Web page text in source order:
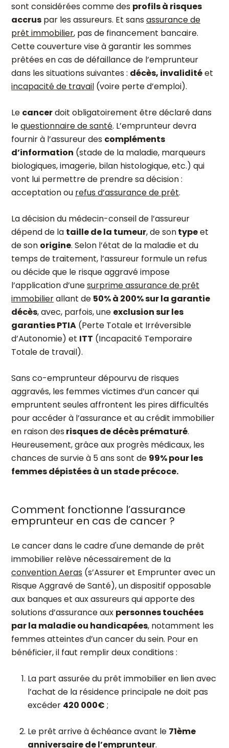
sont considérées comme des profils à risques
accrus par les assureurs. Et sansassurance de
prêt immobilier, pas de financement bancaire.
Cette couverture vise à garantir les sommes
prêtées en cas de défaillance de l’emprunteur
dans les situations suivantes : décès, invaliditéet
incapacité de travail (voire perte d’emploi).
Le cancerdoit obligatoirement être déclaré dans
lequestionnaire de santé. L’emprunteur devra
fournir à l’assureur des compléments
d’information (stade de la maladie, marqueurs
biologiques, imagerie, bilan histologique, etc.) qui
vont lui permettre de prendre sa décision :
acceptation ou refus d’assurance de prêt.
La décision du médecin-conseil de l’assureur
dépend de la taille de la tumeur, de sontypeet
de son origine. Selon l’état de la maladie et du
temps de traitement, l’assureur formule un refus
ou décide que le risque aggravé impose
l’application d’unesurprime assurance de prêt
immobilierallant de 50% à 200% sur la garantie
décès, avec, parfois, une exclusion sur les
garanties PTIA (Perte Totale et Irréversible
d’Autonomie) et ITT (Incapacité Temporaire
Totale de travail).
Sans co-emprunteur dépourvu de risques
aggravés, les femmes victimes d’un cancer qui
empruntent seules affrontent les pires difficultés
pour accéder à l’assurance et au crédit immobilier
en raison desrisques de décès prématuré.
Heureusement, grâce aux progrès médicaux, les
chances de survie à 5 ans sont de 99% pour les
femmes dépistées à un stade précoce.
Comment fonctionne l’assurance
emprunteur en cas de cancer ?
Le cancer dans le cadre d'une demande de prêt
immobilier relève nécessairement de la
convention Aeras (s’Assurer et Emprunter avec un
Risque Aggravé de Santé), un dispositif opposable
aux banques et aux assureurs qui apporte des
solutions d’assurance aux personnes touchées
par la maladie ou handicapées, notamment les
femmes atteintes d’un cancer du sein. Pour en
bénéficier, il faut remplir deux conditions :
La part assurée du prêt immobilier en lien avec
l’achat de la résidence principale ne doit pas
excéder 420 000€ ;
Le prêt arrive à échéance avant le 71ème
anniversaire de l’emprunteur.